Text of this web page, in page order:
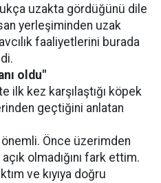
uzakta gördüğünü dile
yerleşiminden uzak
faaliyetlerini burada
oldu"
ilk kez karşılaştığı köpek
geçtiğini anlatan
Önce üzerimden
olmadığını fark ettim.
ve kıyıya doğru